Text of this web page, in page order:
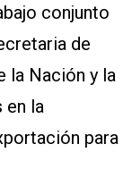
conjunto
de
la Nación y la
en la
para